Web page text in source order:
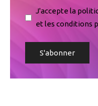
J'accepte la
et les conditions